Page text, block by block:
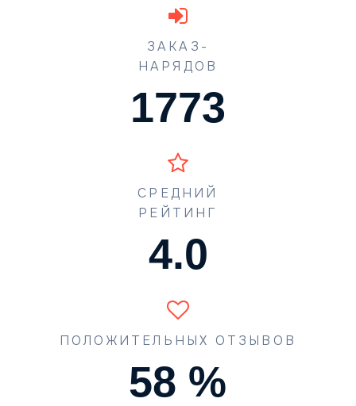
ЗАКАЗ-
НАРЯДОВ
1773
СРЕДНИЙ
РЕЙТИНГ
4.5
ПОЛОЖИТЕЛЬНЫХ ОТЗЫВОВ
74 %